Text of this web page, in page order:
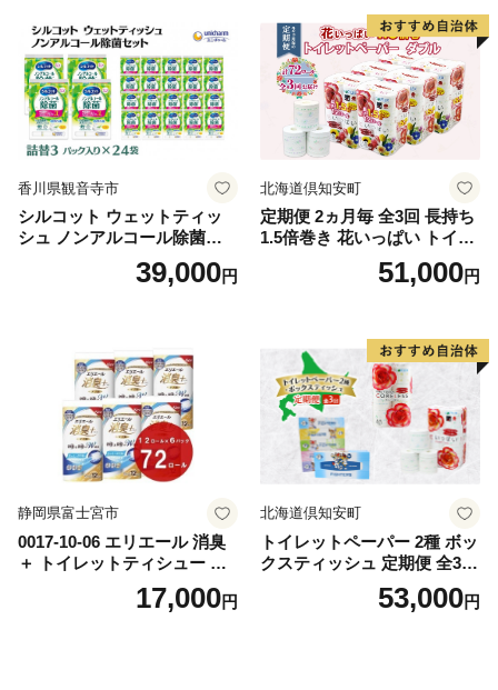
泡石鹸 石鹸 兵庫 兵庫県 小野
香川県観音寺市
シルコット ウェットティッ
シュ ノンアルコール除菌詰
替（43枚×3P）×24袋 日用品
おもちゃ 拭き取り 手拭き 外
39,000円
北海道倶知安町
定期便 2ヵ月毎 全3回 長持ち
1.5倍巻き 花いっぱい トイレ
ットペーパー ダブル 45ｍ 計
72ロール 全18種 花柄 プリン
ー 消耗品 備蓄 送料無料 北海
道 倶知安町 日用品
51,000円
静岡県富士宮市
0017-10-06 エリエール 消臭
＋ トイレットティシュー し
っかり香るフレッシュクリア
の香り ダブル 12ロール×6パ
17,000円
北海道倶知安町
トイレットペーパー 2種 ボッ
クスティッシュ 定期便 全3
回 日本製 まとめ買い 防災
常備品 日用雑貨 消耗品 生活
53,000円